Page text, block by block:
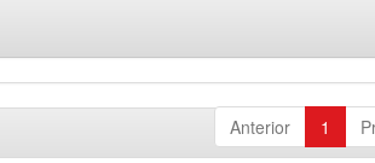
Anterior 1